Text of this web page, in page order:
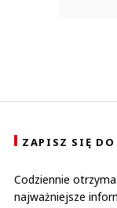
ZAPISZ SIĘ DO
Codziennie
najważniejsze